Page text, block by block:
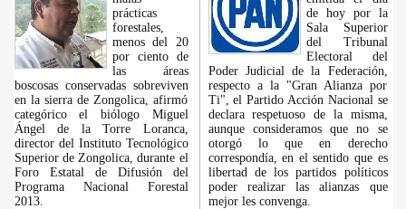
prácticas
forestales,
menos del 20
por ciento de
las áreas
boscosas conservadas sobreviven
en la sierra de Zongolica, afirmó
categórico el biólogo Miguel
Ángel de la Torre Loranca,
director del Instituto Tecnológico
Superior de Zongolica, durante el
Foro Estatal de Difusión del
Programa Nacional Forestal
2013.
de hoy por la
Sala Superior
del Tribunal
Electoral del
Poder Judicial de la Federación,
respecto a la "Gran Alianza por
Ti", el Partido Acción Nacional se
declara respetuoso de la misma,
aunque consideramos que no se
otorgó lo que en derecho
correspondía, en el sentido que es
libertad de los partidos políticos
poder realizar las alianzas que
mejor les convenga.